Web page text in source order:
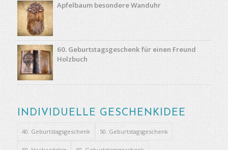
Apfelbaum besondere Wanduhr
60. Geburtstagsgeschenk für einen Freund
Holzbuch
INDIVIDUELLE GESCHENKIDEE
40. Geburtstagsgeschenk 50. Geburtstagsgeschenk